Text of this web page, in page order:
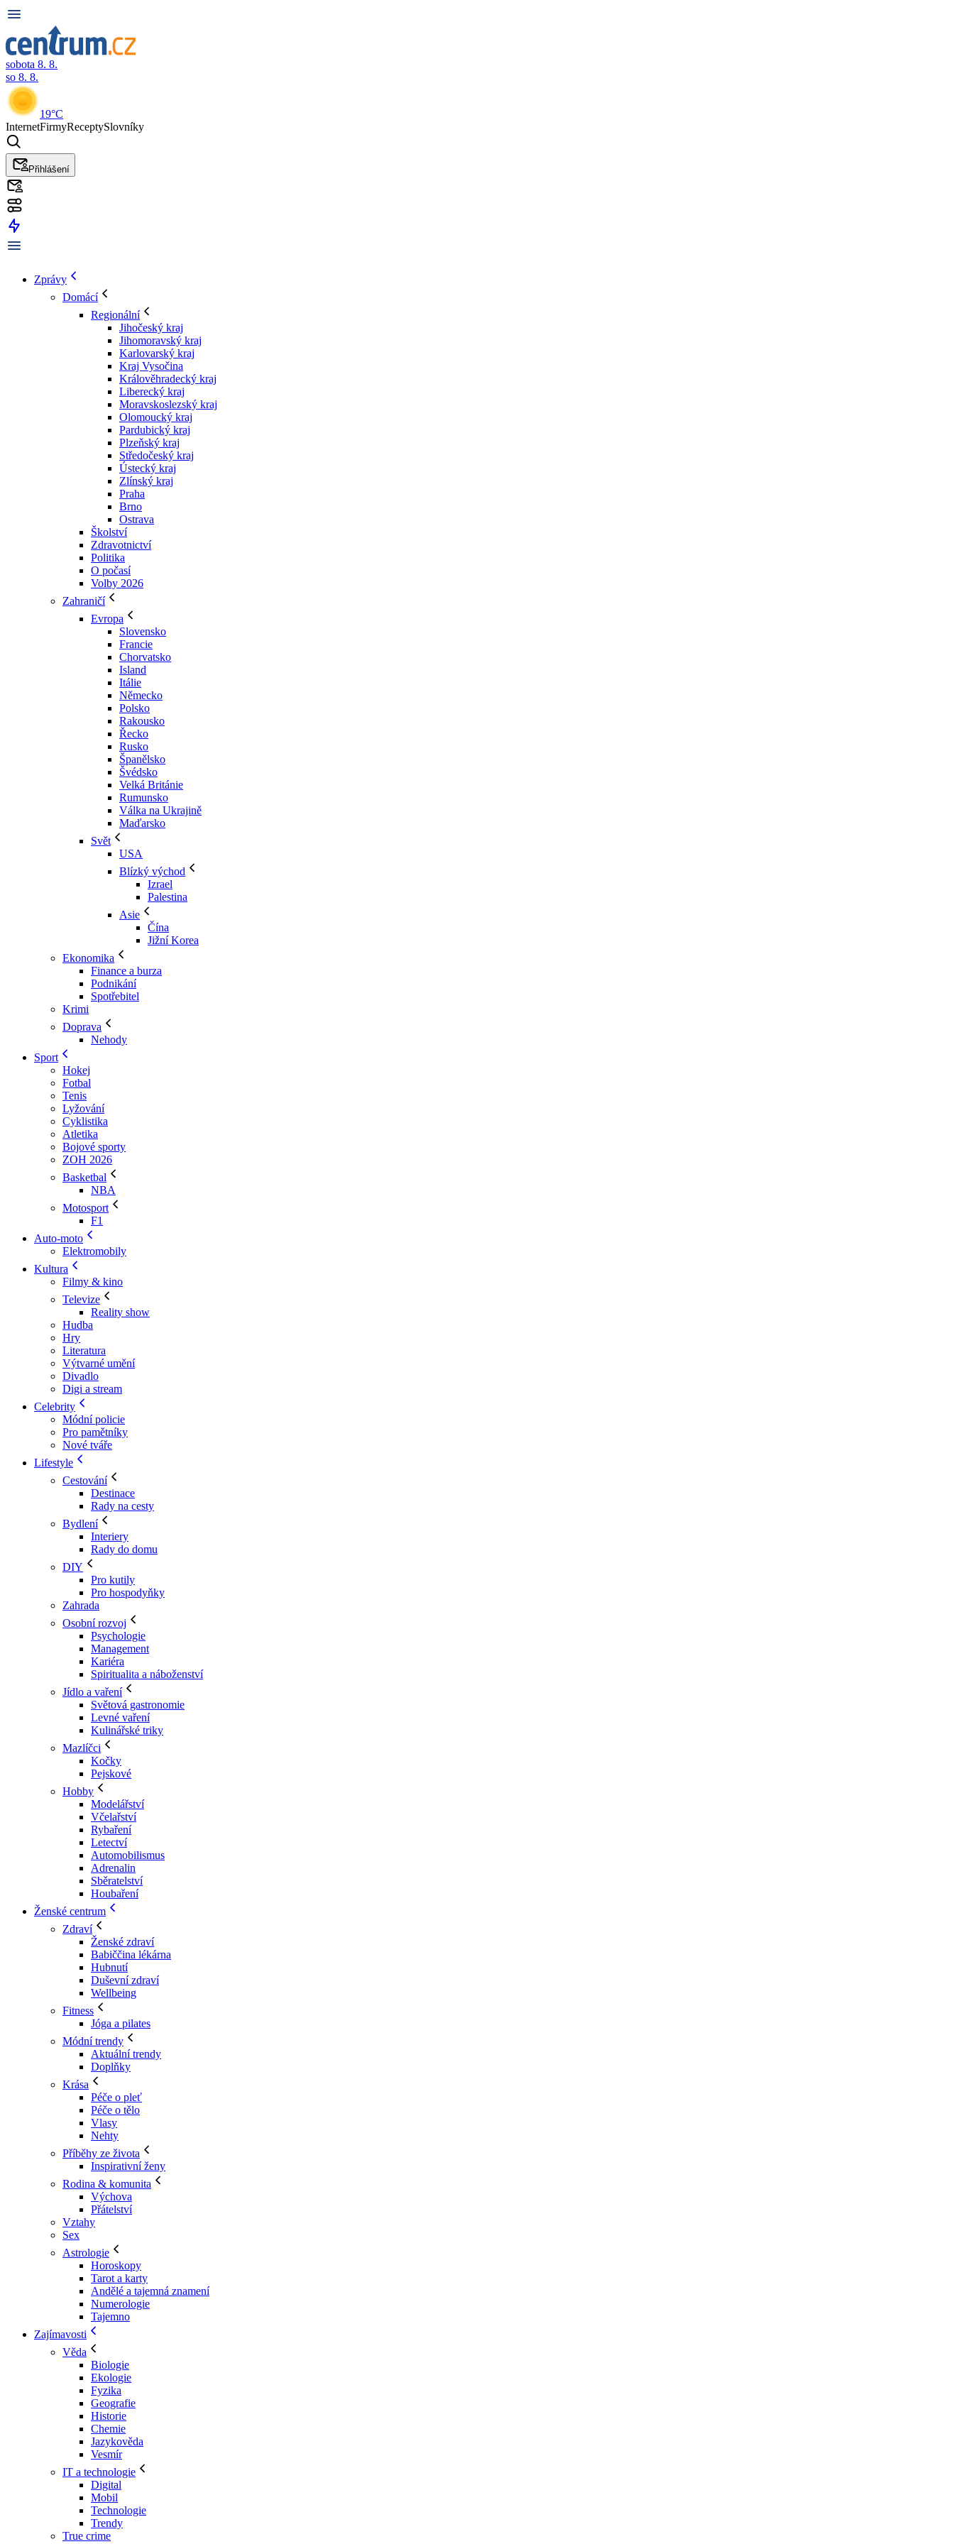
sobota 8. 8.
so 8. 8.
19°C
InternetFirmyReceptySlovníky
Přihlášení
Zprávy
Domácí
Regionální
Jihočeský kraj
Jihomoravský kraj
Karlovarský kraj
Kraj Vysočina
Králověhradecký kraj
Liberecký kraj
Moravskoslezský kraj
Olomoucký kraj
Pardubický kraj
Plzeňský kraj
Středočeský kraj
Ústecký kraj
Zlínský kraj
Praha
Brno
Ostrava
Školství
Zdravotnictví
Politika
O počasí
Volby 2026
Zahraničí
Evropa
Slovensko
Francie
Chorvatsko
Island
Itálie
Německo
Polsko
Rakousko
Řecko
Rusko
Španělsko
Švédsko
Velká Británie
Rumunsko
Válka na Ukrajině
Maďarsko
Svět
USA
Blízký východ
Izrael
Palestina
Asie
Čína
Jižní Korea
Ekonomika
Finance a burza
Podnikání
Spotřebitel
Krimi
Doprava
Nehody
Sport
Hokej
Fotbal
Tenis
Lyžování
Cyklistika
Atletika
Bojové sporty
ZOH 2026
Basketbal
NBA
Motosport
F1
Auto-moto
Elektromobily
Kultura
Filmy & kino
Televize
Reality show
Hudba
Hry
Literatura
Výtvarné umění
Divadlo
Digi a stream
Celebrity
Módní policie
Pro pamětníky
Nové tváře
Lifestyle
Cestování
Destinace
Rady na cesty
Bydlení
Interiery
Rady do domu
DIY
Pro kutily
Pro hospodyňky
Zahrada
Osobní rozvoj
Psychologie
Management
Kariéra
Spiritualita a náboženství
Jídlo a vaření
Světová gastronomie
Levné vaření
Kulinářské triky
Mazlíčci
Kočky
Pejskové
Hobby
Modelářství
Včelařství
Rybaření
Letectví
Automobilismus
Adrenalin
Sběratelství
Houbaření
Ženské centrum
Zdraví
Ženské zdraví
Babiččina lékárna
Hubnutí
Duševní zdraví
Wellbeing
Fitness
Jóga a pilates
Módní trendy
Aktuální trendy
Doplňky
Krása
Péče o pleť
Péče o tělo
Vlasy
Nehty
Příběhy ze života
Inspirativní ženy
Rodina & komunita
Výchova
Přátelství
Vztahy
Sex
Astrologie
Horoskopy
Tarot a karty
Andělé a tajemná znamení
Numerologie
Tajemno
Zajímavosti
Věda
Biologie
Ekologie
Fyzika
Geografie
Historie
Chemie
Jazykověda
Vesmír
IT a technologie
Digital
Mobil
Technologie
Trendy
True crime